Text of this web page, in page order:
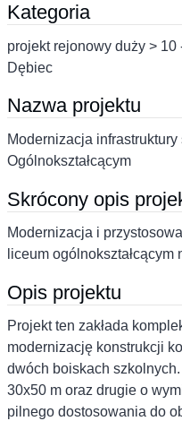
Kategoria
projekt rejonowy duży >
Dębiec
Nazwa projektu
Modernizacja
Ogólnokształcącym
Skrócony opis
Modernizacja i
liceum ogólnokształcącym
Opis projektu
Projekt ten zakłada
modernizację konstrukcji
dwóch boiskach
30x50 m oraz drugie o
pilnego dostosowania do